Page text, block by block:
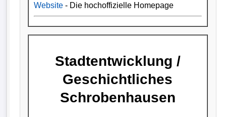
Website- Die hochoffizielle Homepage
Stadtentwicklung /
Geschichtliches
Schrobenhausen